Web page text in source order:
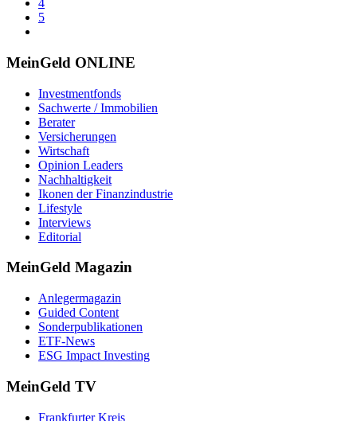
4
5
MeinGeld ONLINE
Investmentfonds
Sachwerte / Immobilien
Berater
Versicherungen
Wirtschaft
Opinion Leaders
Nachhaltigkeit
Ikonen der Finanzindustrie
Lifestyle
Interviews
Editorial
MeinGeld Magazin
Anlegermagazin
Guided Content
Sonderpublikationen
ETF-News
ESG Impact Investing
MeinGeld TV
Frankfurter Kreis